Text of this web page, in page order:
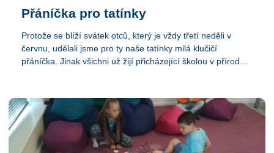
Přáníčka pro tatínky
Protože se blíží svátek otců, který je vždy třetí neděli v
červnu, udělali jsme pro ty naše tatínky milá klučičí
přáníčka. Jinak všichni už žijí přicházející školou v přírodě a
pyramidu z lidských těl a kluci samozřejmě běhali za
míčem. V doskočišti si někteří hráli na to, že už jsou na
dovolené.